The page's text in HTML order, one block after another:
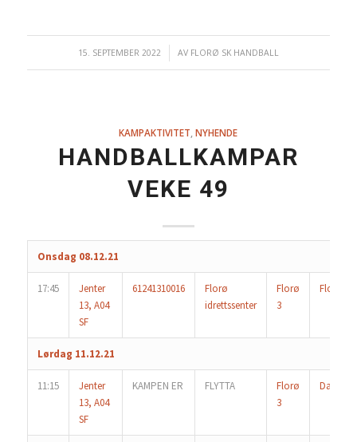
15. SEPTEMBER 2022
/ AV FLORØ SK HANDBALL
KAMPAKTIVITET,NYHENDE
HANDBALLKAMPAR
VEKE 49
Onsdag 08.12.21
17:45
Jenter
13, A04
SF
61241310016
Florø
idrettssenter
Florø
3
Florø
Lørdag 11.12.21
11:15
Jenter
13, A04
SF
KAMPEN ER FLYTTA
Florø
3
Dale